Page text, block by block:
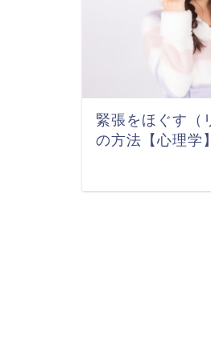
緊張をほぐす（
の方法【心理学】